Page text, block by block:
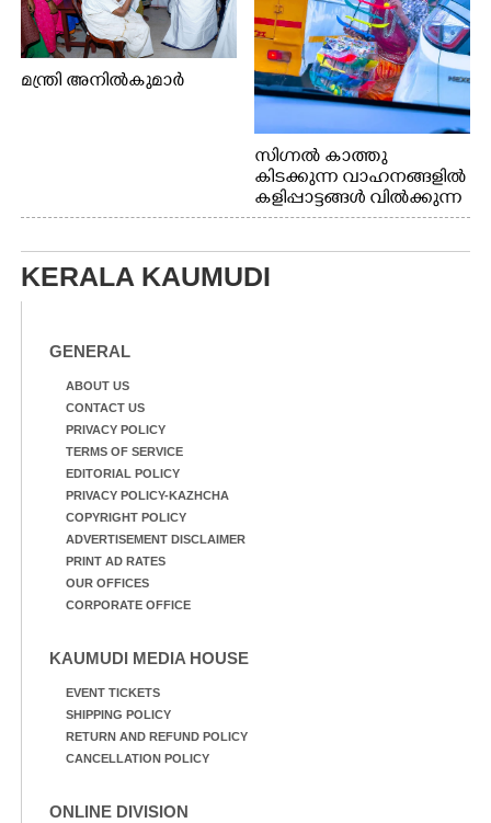
മന്ത്രി അനിൽകുമാർ
സിഗ്നൽ കാത്തു
കിടക്കുന്ന വാഹനങ്ങളിൽ
കളിപ്പാട്ടങ്ങൾ വിൽക്കുന്ന
നാടോടി യുവതി. ഇടപ്പള്ളി
KERALA KAUMUDI
GENERAL
ABOUT US
CONTACT US
PRIVACY POLICY
TERMS OF SERVICE
EDITORIAL POLICY
PRIVACY POLICY-KAZHCHA
COPYRIGHT POLICY
ADVERTISEMENT DISCLAIMER
PRINT AD RATES
OUR OFFICES
CORPORATE OFFICE
KAUMUDI MEDIA HOUSE
EVENT TICKETS
SHIPPING POLICY
RETURN AND REFUND POLICY
CANCELLATION POLICY
ONLINE DIVISION